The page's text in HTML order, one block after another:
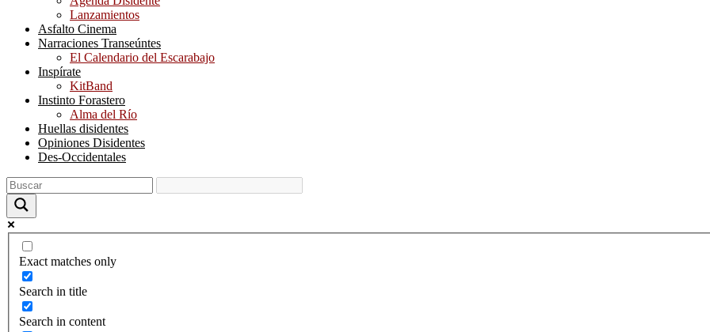
Lanzamientos
Asfalto Cinema
Narraciones Transeúntes
El Calendario del Escarabajo
Inspírate
KitBand
Instinto Forastero
Alma del Río
Huellas disidentes
Opiniones Disidentes
Des-Occidentales
Exact matches only
Search in title
Search in content